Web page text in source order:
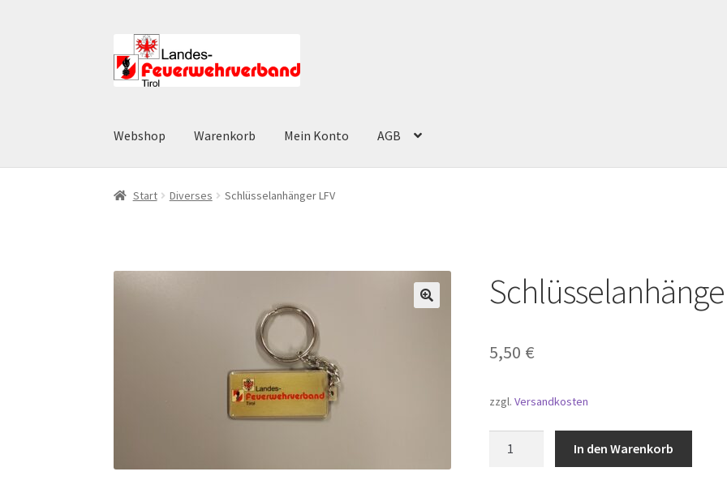
Navigation
springen
Zum
Inhalt
springen
Webshop Warenkorb Mein Konto AGB
Start AGB Datenschutz Datenschutzerklärung
Start Diverses Schlüsselanhänger LFV
5,50 €
zzgl. Versandkosten
In den Warenkorb